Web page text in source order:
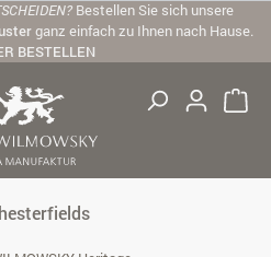
Bestellen Sie sich unsere
ganz einfach zu Ihnen nach Hause.
BESTELLEN